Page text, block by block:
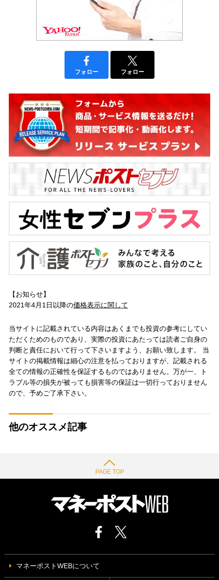
フォロー フォロー
【お知らせ】
2021年4月1日以降の価格表示に関して
当サイトに記載されている内容はあくまでも投資の参考にしてい
ただくためのものであり、実際の投資にあたっては読者ご自身の
判断と責任において行って下さいますよう、お願い致します。 当
サイトの掲載情報は細心の注意を払っておりますが、記載される
全ての情報の正確性を保証するものではありません。万が一、ト
ラブル等の損失が被っても損害等の保証は一切行っておりません
ので、予めご了承下さい。
他のオススメ記事
PAGE TOP
マネーポストWEBについて